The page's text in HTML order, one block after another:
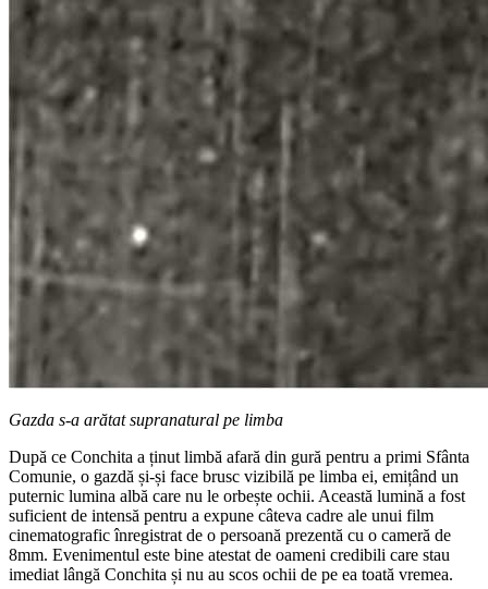
Gazda s-a arătat supranatural pe limba
După ce Conchita a ținut limbă afară din gură pentru a primi Sfânta
Comunie, o gazdă și-și face brusc vizibilă pe limba ei, emițând un
puternic lumina albă care nu le orbește ochii. Această lumină a fost
suficient de intensă pentru a expune câteva cadre ale unui film
cinematografic înregistrat de o persoană prezentă cu o cameră de
8mm. Evenimentul este bine atestat de oameni credibili care stau
imediat lângă Conchita și nu au scos ochii de pe ea toată vremea.